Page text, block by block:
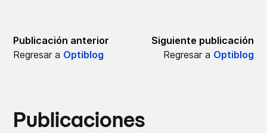
Publicación anterior
Siguiente publicación
Regresar a Optiblog Regresar a Optiblog
Publicaciones